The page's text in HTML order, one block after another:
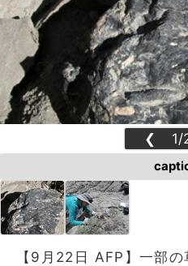
❮ 1/
【9月22日 AFP】一部